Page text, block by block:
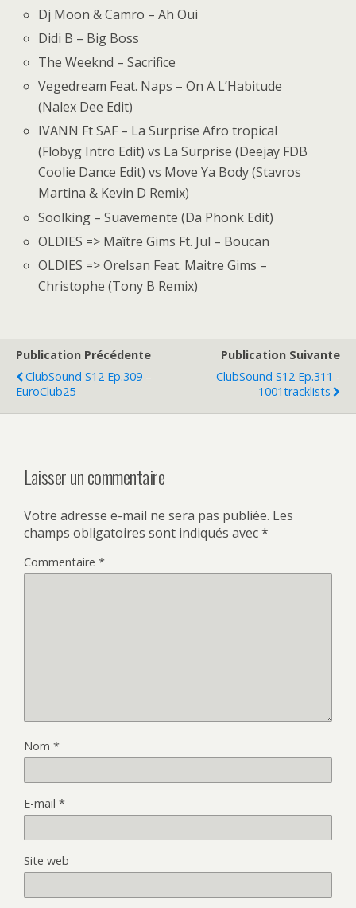
Dj Moon & Camro – Ah Oui
Didi B – Big Boss
The Weeknd – Sacrifice
Vegedream Feat. Naps – On A L’Habitude
(Nalex Dee Edit)
IVANN Ft SAF – La Surprise Afro tropical
(Flobyg Intro Edit) vs La Surprise (Deejay FDB
Coolie Dance Edit) vs Move Ya Body (Stavros
Martina & Kevin D Remix)
Soolking – Suavemente (Da Phonk Edit)
OLDIES => Maître Gims Ft. Jul – Boucan
OLDIES => Orelsan Feat. Maitre Gims –
Christophe (Tony B Remix)
Publication Précédente
ClubSound S12 Ep.309 –
EuroClub25
Publication Suivante
ClubSound S12 Ep.311 -
1001tracklists
Laisser un commentaire
Votre adresse e-mail ne sera pas publiée. Les
champs obligatoires sont indiqués avec*
Commentaire *
Nom *
E-mail *
Site web